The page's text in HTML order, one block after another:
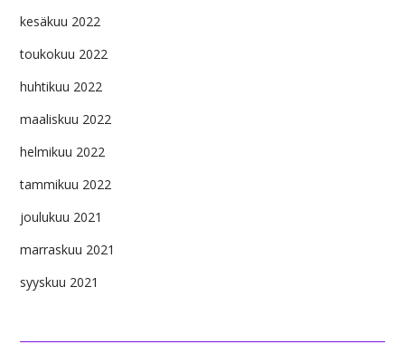
kesäkuu 2022
toukokuu 2022
huhtikuu 2022
maaliskuu 2022
helmikuu 2022
tammikuu 2022
joulukuu 2021
marraskuu 2021
syyskuu 2021